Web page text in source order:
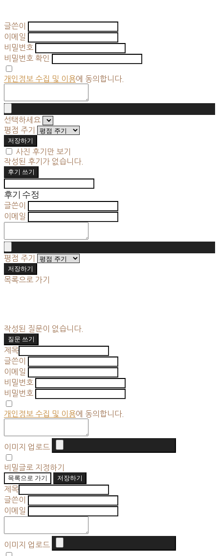
글쓴이
이메일
비밀번호
비밀번호 확인
개인정보 수집 및 이용에 동의합니다.
선택하세요
평점 주기
저장하기
사진 후기만 보기
작성된 후기가 없습니다.
후기 쓰기
후기 수정
글쓴이
이메일
평점 주기
저장하기
목록으로 가기
작성된 질문이 없습니다.
질문 쓰기
제목
글쓴이
이메일
비밀번호
비밀번호
개인정보 수집 및 이용에 동의합니다.
이미지 업로드
비밀글로 지정하기
목록으로 가기
저장하기
제목
글쓴이
이메일
이미지 업로드